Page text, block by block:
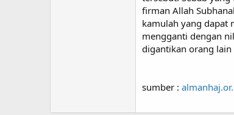
firman Allah
kamulah yang dapat
mengganti dengan
digantikan orang lain
sumber :